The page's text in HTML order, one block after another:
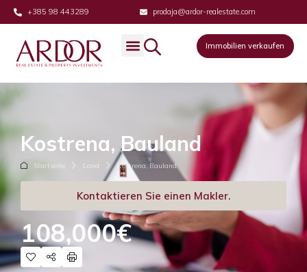
+385 98 443289 prodaja@ardor-realestate.com
Immobilien verkaufen
Kostrena, Bauland
Startseite Land Kostrena, Bauland
Kontaktieren Sie einen Makler.
108,000€